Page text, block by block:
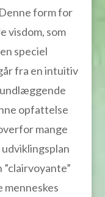
form for
visdom, som
speciel
fra en intuitiv
opfattelse
mange
menneskes